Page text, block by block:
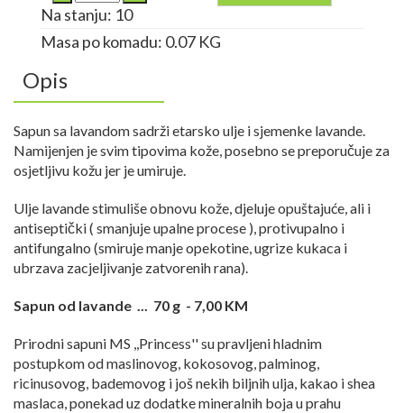
Na stanju: 10
Masa po komadu: 0.07 KG
Opis
Sapun sa lavandom sadrži etarsko ulje i sjemenke lavande.
Namijenjen je svim tipovima kože, posebno se preporučuje za
osjetljivu kožu jer je umiruje.
Ulje lavande stimuliše obnovu kože, djeluje opuštajuće, ali i
antiseptički ( smanjuje upalne procese ), protivupalno i
antifungalno (smiruje manje opekotine, ugrize kukaca i
ubrzava zacjeljivanje zatvorenih rana).
Sapun od lavande ... 70 g - 7,00 KM
Prirodni sapuni MS ,,Princess'' su pravljeni hladnim
postupkom od maslinovog, kokosovog, palminog,
ricinusovog, bademovog i još nekih biljnih ulja, kakao i shea
maslaca, ponekad uz dodatke mineralnih boja u prahu